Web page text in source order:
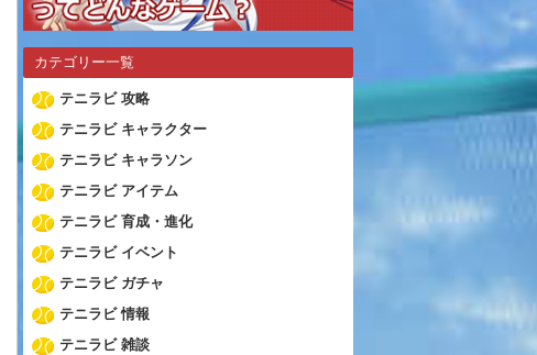
カテゴリー一覧
テニラビ 攻略
テニラビ キャラクター
テニラビ キャラソン
テニラビ アイテム
テニラビ 育成・進化
テニラビ イベント
テニラビ ガチャ
テニラビ 情報
テニラビ 雑談